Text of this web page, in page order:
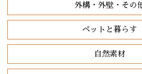
外構・外壁・その
ペットと暮らす
自然素材